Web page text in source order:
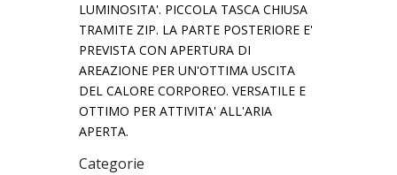
LUMINOSITA'. PICCOLA TASCA CHIUSA
TRAMITE ZIP. LA PARTE POSTERIORE E'
PREVISTA CON APERTURA DI
AREAZIONE PER UN'OTTIMA USCITA
DEL CALORE CORPOREO. VERSATILE E
OTTIMO PER ATTIVITA' ALL'ARIA
APERTA.
Categorie